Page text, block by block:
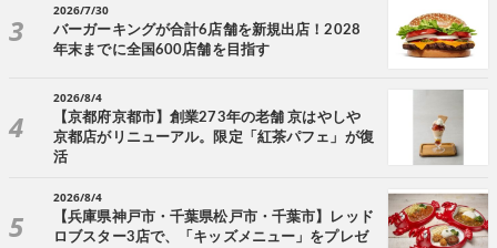
2026/7/30
バーガーキングが合計6店舗を新規出店！2028
年末までに全国600店舗を目指す
2026/8/4
【京都府京都市】創業273年の老舗 京はやしや
京都店がリニューアル。限定「紅茶パフェ」が復
活
2026/8/4
【兵庫県神戸市・千葉県松戸市・千葉市】レッド
ロブスター3店で、「キッズメニュー」をプレゼ